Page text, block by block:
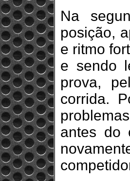
Na
posição,
e ritmo
e sendo
prova,
corrida.
antes do